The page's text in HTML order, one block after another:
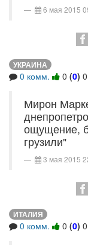
6 мая 2015
УКРАИНА
0 комм. 0 (0) 0
Мирон
ощущение,
грузили"
3 мая 2015
ИТАЛИЯ
0 комм. 0 (0) 0